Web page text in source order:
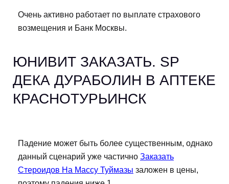
Очень активно работает по выплате страхового
возмещения и Банк Москвы.
ЮНИВИТ ЗАКАЗАТЬ. SP
ДЕКА ДУРАБОЛИН В АПТЕКЕ
КРАСНОТУРЬИНСК
Падение может быть более существенным, однако
данный сценарий уже частично Заказать
Стероидов На Массу Туймазы заложен в цены,